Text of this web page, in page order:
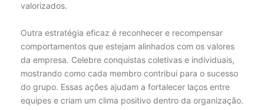
valorizados.
Outra estratégia eficaz é reconhecer e recompensar
comportamentos que estejam alinhados com os valores
da empresa. Celebre conquistas coletivas e individuais,
mostrando como cada membro contribui para o sucesso
do grupo. Essas ações ajudam a fortalecer laços entre
equipes e criam um clima positivo dentro da organização.